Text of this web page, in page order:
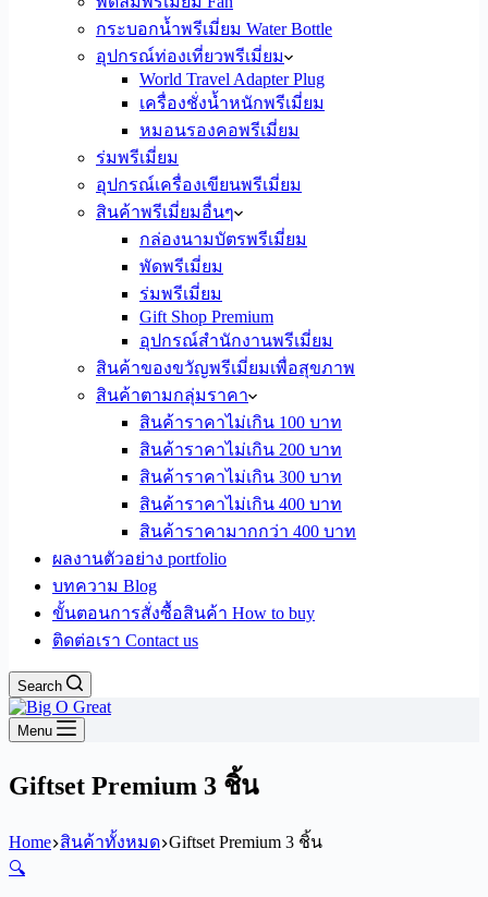
กระบอกน้ำพรีเมี่ยม Water Bottle
อุปกรณ์ท่องเที่ยวพรีเมี่ยม
World Travel Adapter Plug
เครื่องชั่งน้ำหนักพรีเมี่ยม
หมอนรองคอพรีเมี่ยม
ร่มพรีเมี่ยม
อุปกรณ์เครื่องเขียนพรีเมี่ยม
สินค้าพรีเมี่ยมอื่นๆ
กล่องนามบัตรพรีเมี่ยม
พัดพรีเมี่ยม
ร่มพรีเมี่ยม
Gift Shop Premium
อุปกรณ์สำนักงานพรีเมี่ยม
สินค้าของขวัญพรีเมี่ยมเพื่อสุขภาพ
สินค้าตามกลุ่มราคา
สินค้าราคาไม่เกิน 100 บาท
สินค้าราคาไม่เกิน 200 บาท
สินค้าราคาไม่เกิน 300 บาท
สินค้าราคาไม่เกิน 400 บาท
สินค้าราคามากกว่า 400 บาท
ผลงานตัวอย่าง portfolio
บทความ Blog
ขั้นตอนการสั่งซื้อสินค้า How to buy
ติดต่อเรา Contact us
Search
Menu
Giftset Premium 3 ชิ้น
Home สินค้าทั้งหมด Giftset Premium 3 ชิ้น
🔍